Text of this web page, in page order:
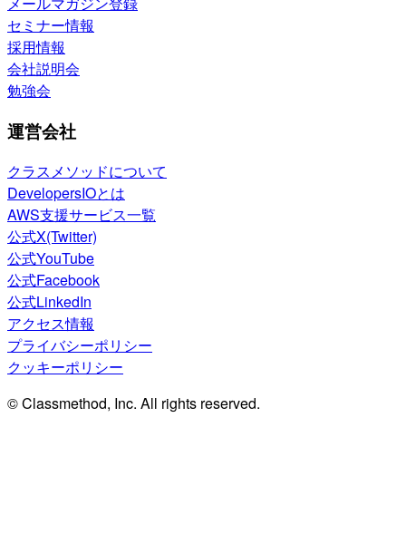
セミナー情報
採用情報
会社説明会
勉強会
運営会社
クラスメソッドについて
DevelopersIOとは
AWS支援サービス一覧
公式X(Twitter)
公式YouTube
公式Facebook
公式LinkedIn
アクセス情報
プライバシーポリシー
クッキーポリシー
© Classmethod, Inc. All rights reserved.